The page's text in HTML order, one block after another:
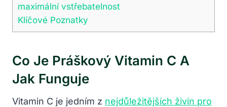
maximální‌ vstřebatelnost
Klíčové Poznatky
Co Je​ Práškový Vitamin C A
Jak Funguje
Vitamin C je jedním z nejdůležitějších živin pro